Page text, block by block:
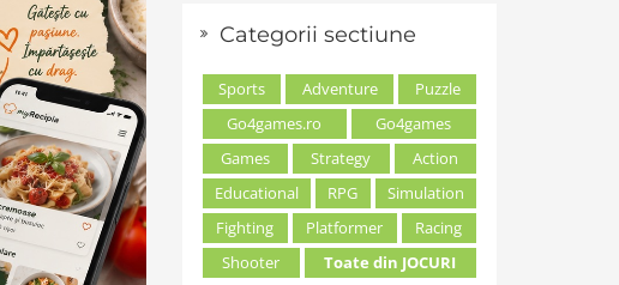
Categorii sectiune
Sports Adventure
Puzzle
Go4games.ro
Go4games
Games
Strategy
Action
Educational
RPG
Simulation
Fighting
Platformer
Racing
Shooter
Toate din JOCURI